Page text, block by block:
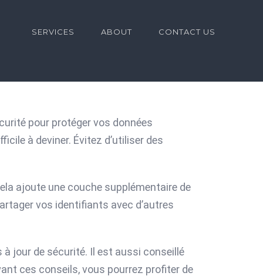
SERVICES ABOUT CONTACT US
pour protéger vos données
à deviner. Évitez d’utiliser des
ajoute une couche supplémentaire de
vos identifiants avec d’autres
jour de sécurité. Il est aussi conseillé
ces conseils, vous pourrez profiter de